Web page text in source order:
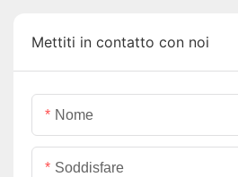
Mettiti in contatto con noi
Nome
Soddisfare